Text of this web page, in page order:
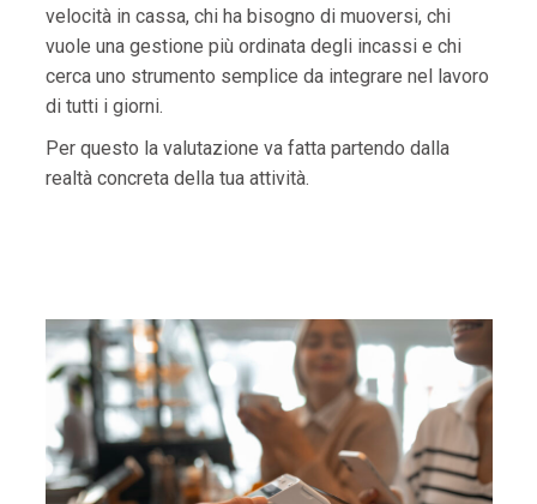
velocità in cassa, chi ha bisogno di muoversi, chi
vuole una gestione più ordinata degli incassi e chi
cerca uno strumento semplice da integrare nel lavoro
di tutti i giorni.
Per questo la valutazione va fatta partendo dalla
realtà concreta della tua attività.